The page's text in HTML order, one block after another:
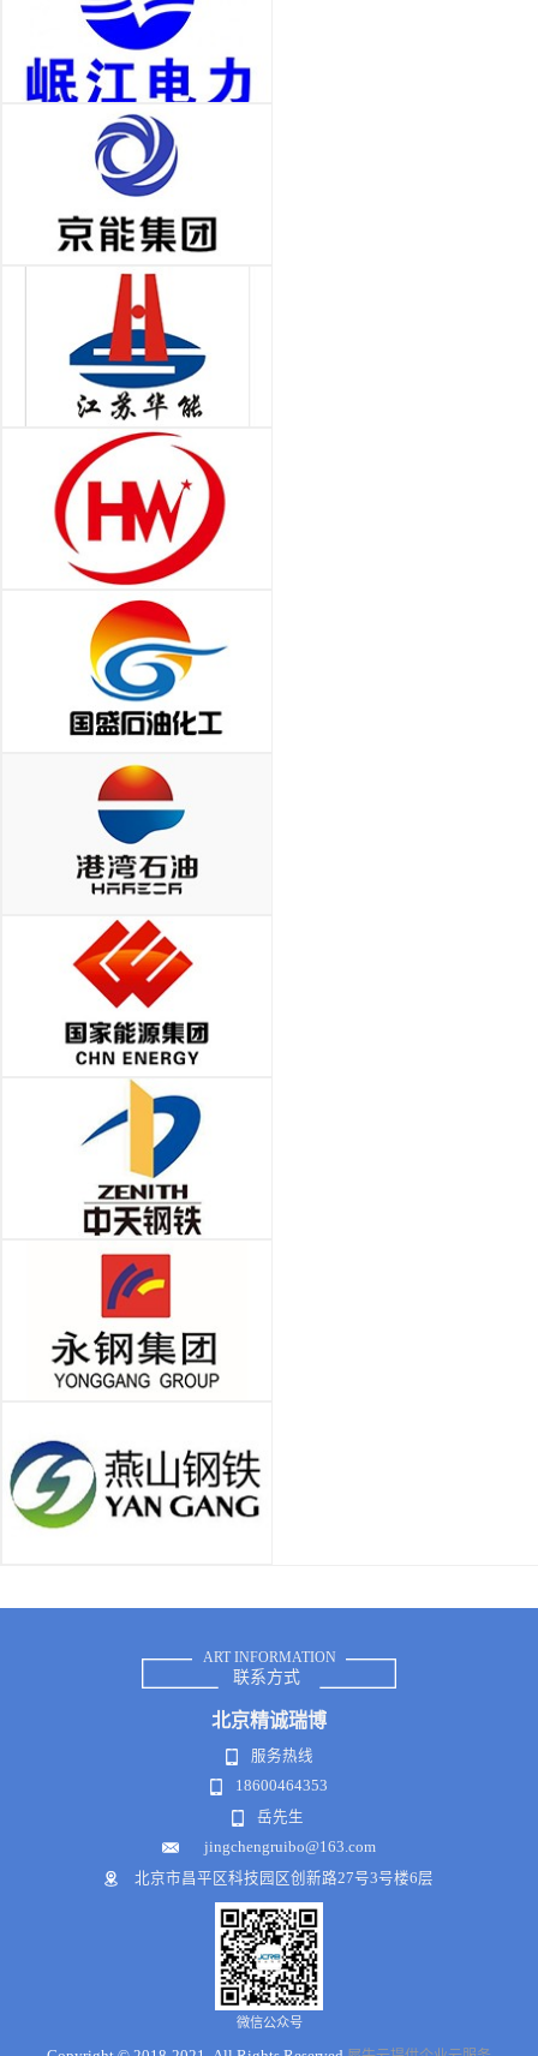
ART INFORMATION
联系方式
北京精诚瑞博
服务热线
18600464353
岳先生
jingchengruibo@163.com
北京市昌平区科技园区创新路27号3号楼6层
微信公众号